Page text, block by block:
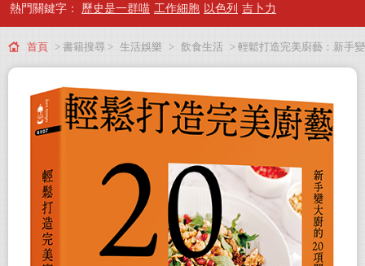
出版專區
會員專屬
會員儲值方案
熱門關鍵字： 歷史是一群喵 工作細胞 以色列 吉卜力
首頁 > 書籍搜尋 > 生活娛樂 > 飲食生活 > 輕鬆打造完美廚藝：新手變
大廚的20項關鍵技法&120道經典料理【三版】